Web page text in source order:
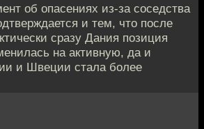
об опасениях из-за соседства
и тем, что после
сразу Дания позиция
на активную, да и
и Швеции стала более